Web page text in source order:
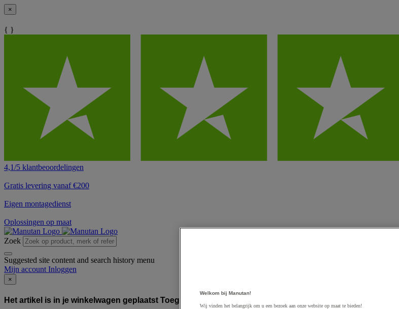
×
{ }
4,1/5 klantbeoordelingen
Gratis levering vanaf €200
Eigen montagedienst
Oplossingen op maat
Zoek
Suggested site content and search history menu
Mijn account Inloggen
×
Het artikel is in je winkelwagen geplaatst Toegevoegd aan winkelwagen
Welkom bij Manutan!
Wij vinden het belangrijk om u een bezoek aan onze website op maat te bieden!